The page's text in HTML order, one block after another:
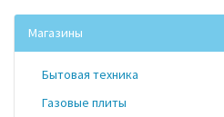
Магазины
Бытовая техника
Газовые плиты